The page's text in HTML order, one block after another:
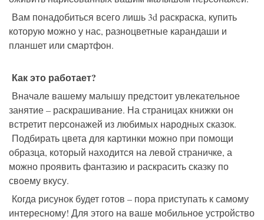
Вам понадобиться всего лишь 3d раскраска, купить
которую можно у нас, разноцветные карандаши и
планшет или смартфон.
Как это работает?
Вначале вашему малышу предстоит увлекательное
занятие – раскрашивание. На страницах книжки он
встретит персонажей из любимых народных сказок.
Подбирать цвета для картинки можно при помощи
образца, который находится на левой страничке, а
можно проявить фантазию и раскрасить сказку по
своему вкусу.
Когда рисунок будет готов – пора приступать к самому
интересному! Для этого на ваше мобильное устройство